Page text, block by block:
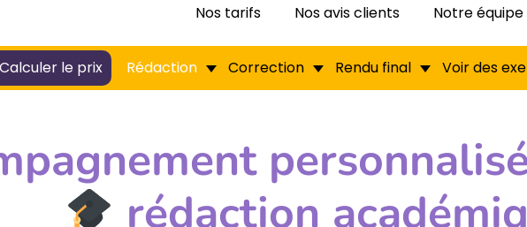
Nos tarifs Nos avis clients Notre équipe
Calculer le prix Rédaction Correction Rendu final Voir des
rédaction